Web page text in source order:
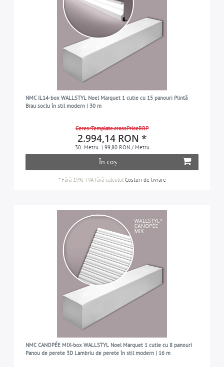
NMC IL14-box WALLSTYL Noel Marquet 1 cutie cu 15 panouri Plintă
Brau soclu în stil modern | 30 m
Ceres::Template.crossPriceRRP
2.994,14 RON *
30 Metru | 99,80 RON / Metru
În coș
* Fără 19% TVAfără calculul Costuri de livrare
NMC CANOPÉE MIX-box WALLSTYL Noel Marquet 1 cutie cu 8 panouri
Panou de perete 3D Lambriu de perete în stil modern | 16 m